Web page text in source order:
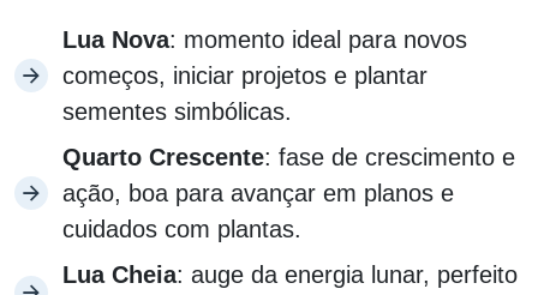
Lua Nova: momento ideal para novos
começos, iniciar projetos e plantar
sementes simbólicas.
Quarto Crescente: fase de crescimento e
ação, boa para avançar em planos e
cuidados com plantas.
Lua Cheia: auge da energia lunar, perfeito